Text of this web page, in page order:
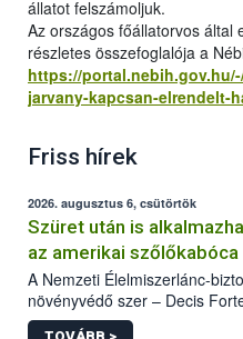
állatot felszámoljuk.
Az országos főállatorvos által
részletes összefoglalója a
https://
jarvany-kapcsan-elrendelt-
Friss hírek
2026. augusztus 6, csütörtök
Szüret után is
az amerikai szőlőkabóca
A Nemzeti Élelmiszerlánc-
növényvédő szer – Decis
engedélyokiratát módosította,